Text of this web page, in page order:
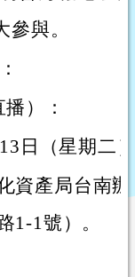
與。
）：
日（星期二
資產局台南
1-1號）。